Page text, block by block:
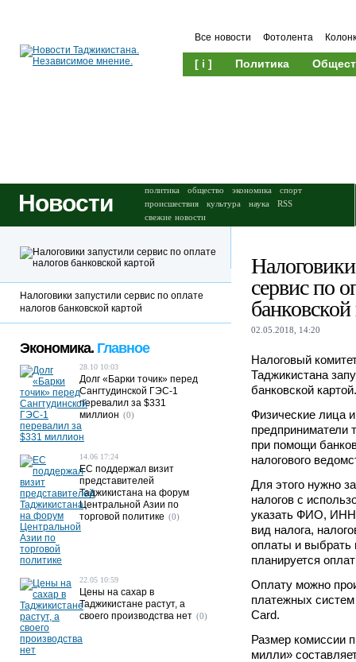
Все новости Фотолента
[ i ] Политика
Новости политика общество экономика
спорт
происшествия
культура наука
RSS
свежие новости
сервис по
02.05.2018, 14:20
Налоговый
Таджикистана
банковской картой.
Физические лица
предприниматели
при помощи
налогового
Для этого нужно
налогов с
указать ФИО, ИНН
вид налога,
оплаты и выбрать
планируется
Оплату можно
платежных
Card.
Размер комиссии
милли»
Налоговики запустили сервис по оплате
налогов банковской картой
Экономика. Главное
28.10 10:03
Долг «Барки точик» перед
Сангтудинской ГЭС-1
перевалил за $331
миллион (0)
14.06 17:24
ЕС поддержал визит
представителей
Таджикистана на форум
Центральной Азии по
торговой политике (0)
22.05 10:59
Цены на сахар в
Таджикистане растут, а
своего производства нет (0)